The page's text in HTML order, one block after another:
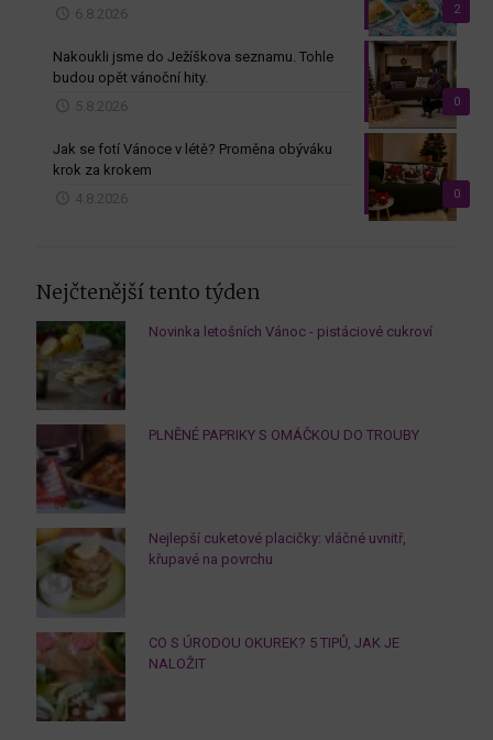
2
6.8.2026
0
Nakoukli jsme do Ježíškova seznamu. Tohle
budou opět vánoční hity.
5.8.2026
0
Jak se fotí Vánoce v létě? Proměna obýváku
krok za krokem
4.8.2026
Nejčtenější tento týden
Novinka letošních Vánoc - pistáciové cukroví
PLNĚNÉ PAPRIKY S OMÁČKOU DO TROUBY
Nejlepší cuketové placičky: vláčné uvnitř,
křupavé na povrchu
CO S ÚRODOU OKUREK? 5 TIPŮ, JAK JE
NALOŽIT